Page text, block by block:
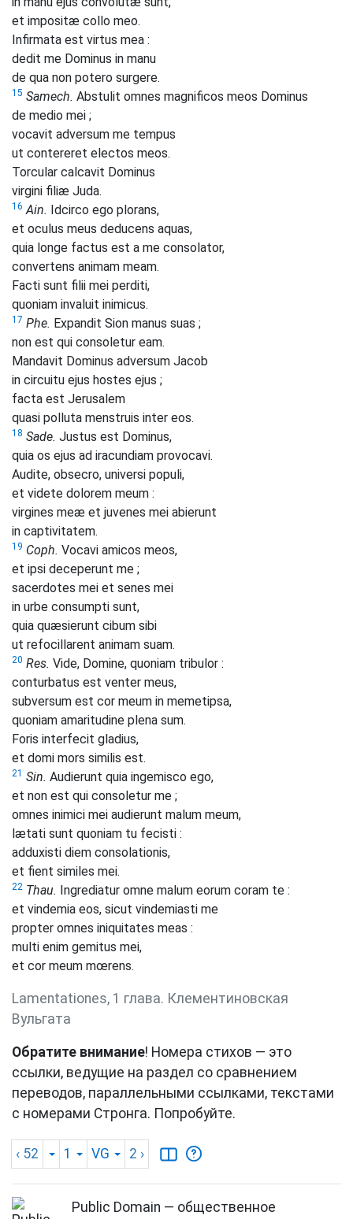
et impositæ collo meo.
Infirmata est virtus mea :
dedit me Dominus in manu
de qua non potero surgere.
15 Samech. Abstulit omnes magnificos meos Dominus
de medio mei ;
vocavit adversum me tempus
ut contereret electos meos.
Torcular calcavit Dominus
virgini filiæ Juda.
16 Ain. Idcirco ego plorans,
et oculus meus deducens aquas,
quia longe factus est a me consolator,
convertens animam meam.
Facti sunt filii mei perditi,
quoniam invaluit inimicus.
17 Phe. Expandit Sion manus suas ;
non est qui consoletur eam.
Mandavit Dominus adversum Jacob
in circuitu ejus hostes ejus ;
facta est Jerusalem
quasi polluta menstruis inter eos.
18 Sade. Justus est Dominus,
quia os ejus ad iracundiam provocavi.
Audite, obsecro, universi populi,
et videte dolorem meum :
virgines meæ et juvenes mei abierunt
in captivitatem.
19 Coph. Vocavi amicos meos,
et ipsi deceperunt me ;
sacerdotes mei et senes mei
in urbe consumpti sunt,
quia quæsierunt cibum sibi
ut refocillarent animam suam.
20 Res. Vide, Domine, quoniam tribulor :
conturbatus est venter meus,
subversum est cor meum in memetipsa,
quoniam amaritudine plena sum.
Foris interfecit gladius,
et domi mors similis est.
21 Sin. Audierunt quia ingemisco ego,
et non est qui consoletur me ;
omnes inimici mei audierunt malum meum,
lætati sunt quoniam tu fecisti :
adduxisti diem consolationis,
et fient similes mei.
22 Thau. Ingrediatur omne malum eorum coram te :
et vindemia eos, sicut vindemiasti me
propter omnes iniquitates meas :
multi enim gemitus mei,
et cor meum mœrens.
Lamentationes, 1 глава. Клементиновская
Вульгата
Обратите внимание! Номера стихов — это
ссылки, ведущие на раздел со сравнением
переводов, параллельными ссылками, текстами
с номерами Стронга. Попробуйте.
‹ 52 1 VG 2 ›
Public Domain — общественное